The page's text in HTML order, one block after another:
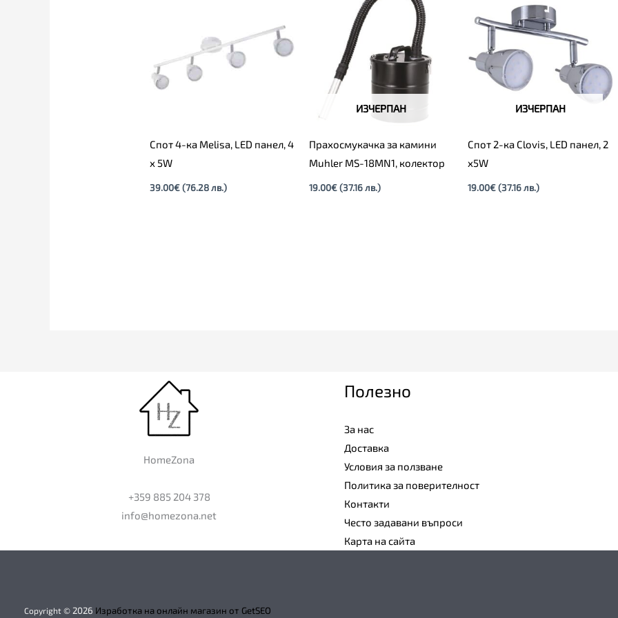
Спот 4-ка Melisa, LED панел, 4
х 5W
39.00€(76.28 лв.)
ИЗЧЕРПАН
Прахосмукачка за камини
Muhler MS-18MN1, колектор
19.00€ (37.16 лв.)
ИЗЧЕРПАН
Спот 2-ка Clovis, LED панел, 2
х5W
19.00€(37.16 лв.)
HomeZona
+359 885 204 378
info@homezona.net
Полезно
За нас
Доставка
Условия за ползване
Политика за поверителност
Контакти
Често задавани въпроси
Карта на сайта
Copyright © 2026 Изработка на онлайн магазин от GetSEO